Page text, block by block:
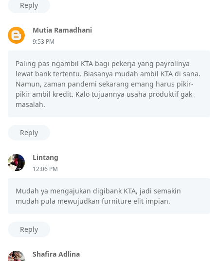
Reply
Mutia Ramadhani
9:53 PM
Paling pas ngambil KTA bagi pekerja yang payrollnya
lewat bank tertentu. Biasanya mudah ambil KTA di sana.
Namun, zaman pandemi sekarang emang harus pikir-
pikir ambil kredit. Kalo tujuannya usaha produktif gak
masalah.
Reply
Lintang
12:06 PM
Mudah ya mengajukan digibank KTA, jadi semakin
mudah pula mewujudkan furniture elit impian.
Reply
Shafira Adlina